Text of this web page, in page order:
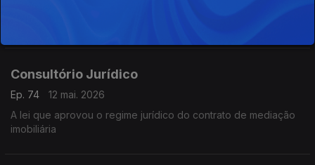
Consultório Jurídico
Ep. 74
12 mai. 2026
A lei que aprovou o regime jurídico do contrato de mediação
imobiliária